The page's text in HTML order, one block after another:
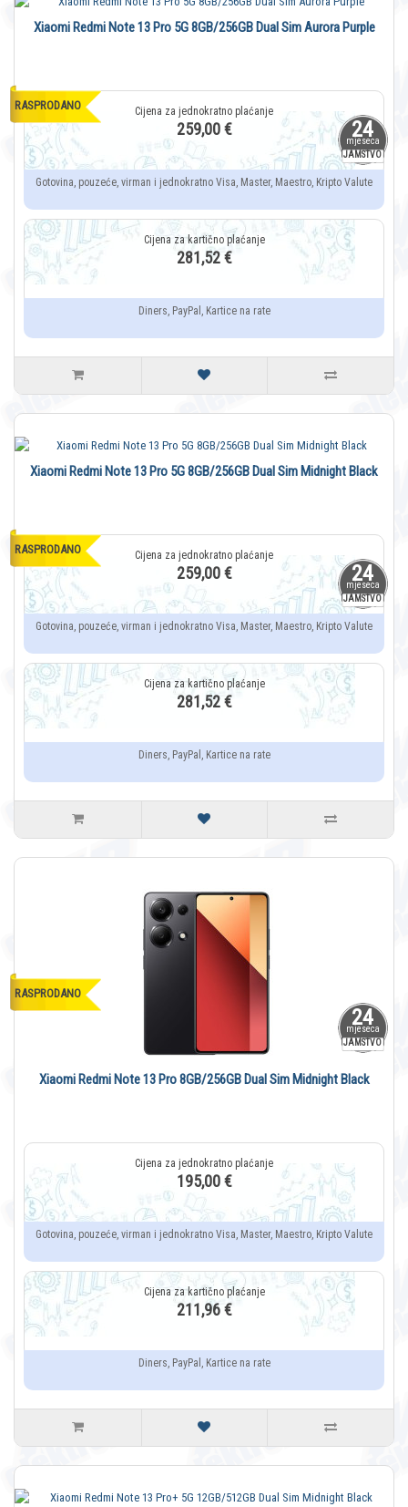
24
mjeseca
JAMSTVO
RASPRODANO
Xiaomi Redmi Note 13 Pro 5G 8GB/256GB Dual Sim Aurora Purple
259,00 €
Gotovina, pouzeće, virman i jednokratno Visa, Master, Maestro, Kripto Valute
281,52 €
Diners, PayPal, Kartice na rate
24
mjeseca
JAMSTVO
RASPRODANO
Xiaomi Redmi Note 13 Pro 5G 8GB/256GB Dual Sim Midnight Black
259,00 €
Gotovina, pouzeće, virman i jednokratno Visa, Master, Maestro, Kripto Valute
281,52 €
Diners, PayPal, Kartice na rate
24
mjeseca
JAMSTVO
RASPRODANO
Xiaomi Redmi Note 13 Pro 8GB/256GB Dual Sim Midnight Black
195,00 €
Gotovina, pouzeće, virman i jednokratno Visa, Master, Maestro, Kripto Valute
211,96 €
Diners, PayPal, Kartice na rate